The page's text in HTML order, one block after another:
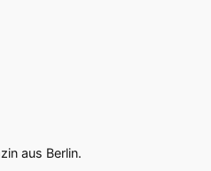
aus Berlin.